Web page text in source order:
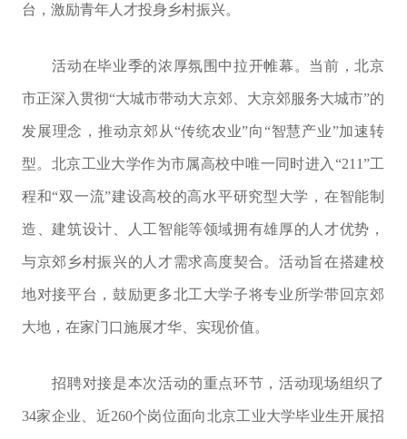
台，激励青年人才投身乡村振兴。
活动在毕业季的浓厚氛围中拉开帷幕。当前，北京
市正深入贯彻“大城市带动大京郊、大京郊服务大城市”的
发展理念，推动京郊从“传统农业”向“智慧产业”加速转
型。北京工业大学作为市属高校中唯一同时进入“211”工
程和“双一流”建设高校的高水平研究型大学，在智能制
造、建筑设计、人工智能等领域拥有雄厚的人才优势，
与京郊乡村振兴的人才需求高度契合。活动旨在搭建校
地对接平台，鼓励更多北工大学子将专业所学带回京郊
大地，在家门口施展才华、实现价值。
招聘对接是本次活动的重点环节，活动现场组织了
34家企业、近260个岗位面向北京工业大学毕业生开展招